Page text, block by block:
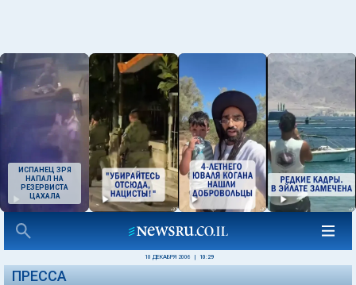
ИСПАНЕЦ ЗРЯ
НАПАЛ НА
РЕЗЕРВИСТА
ЦАХАЛА
10 ДЕКАБРЯ 2006 10:29
ПРЕССА